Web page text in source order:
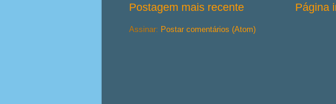
Postagem mais recente Página
Assinar: Postar comentários (Atom)